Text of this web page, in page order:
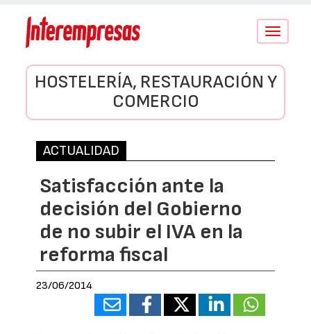
Conmutar
HOSTELERÍA, RESTAURACIÓN Y
COMERCIO
ACTUALIDAD
Satisfacción ante la
decisión del Gobierno
de no subir el IVA en la
reforma fiscal
23/06/2014